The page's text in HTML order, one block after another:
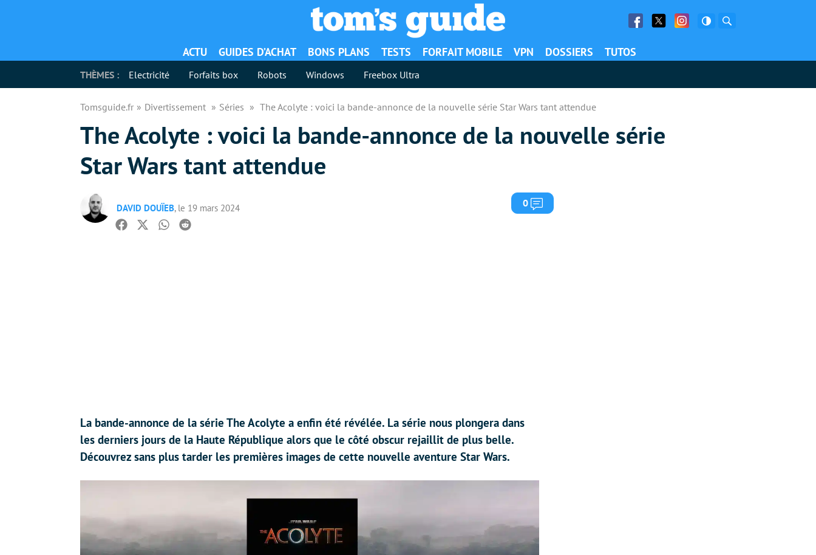
Facebook
Twitter Facebook
ACTU GUIDES D’ACHAT BONS PLANS TESTS FORFAIT MOBILE VPN DOSSIERS TUTOS
THÈMES : Electricité Forfaits box Robots Windows Freebox Ultra
Tomsguide.fr Divertissement Séries The Acolyte : voici la bande-annonce de la nouvelle série Star Wars tant attendue
The Acolyte : voici la bande-annonce de la nouvelle série
Star Wars tant attendue
DAVID DOUÏEB, le 19 mars 2024 0 Commentaires
Facebook
TwitterWhatsapp
Reddit
La bande-annonce de la série The Acolyte a enfin été révélée. La série nous plongera dans
les derniers jours de la Haute République alors que le côté obscur rejaillit de plus belle.
Découvrez sans plus tarder les premières images de cette nouvelle aventure Star Wars.